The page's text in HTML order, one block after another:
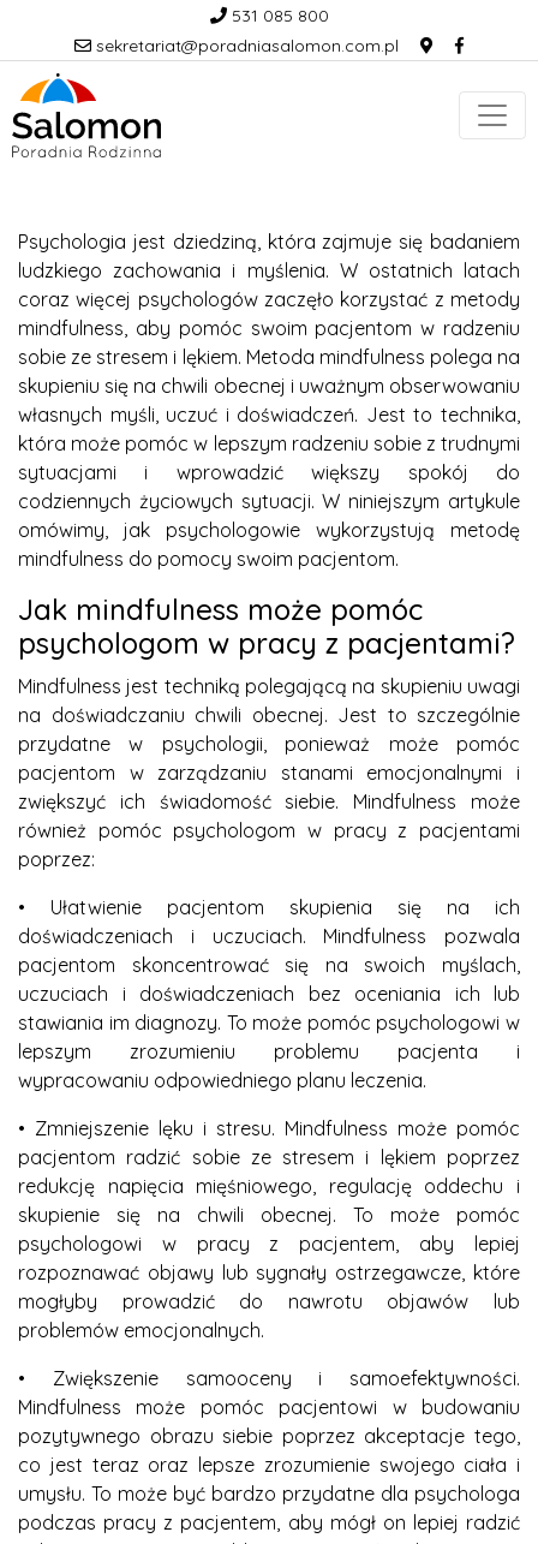
531 085 800
sekretariat@poradniasalomon.com.pl
Psychologia jest dziedziną, która zajmuje się badaniem
ludzkiego zachowania i myślenia. W ostatnich latach
coraz więcej psychologów zaczęło korzystać z metody
mindfulness, aby pomóc swoim pacjentom w radzeniu
sobie ze stresem i lękiem. Metoda mindfulness polega na
skupieniu się na chwili obecnej i uważnym obserwowaniu
własnych myśli, uczuć i doświadczeń. Jest to technika,
która może pomóc w lepszym radzeniu sobie z trudnymi
sytuacjami i wprowadzić większy spokój do
codziennych życiowych sytuacji. W niniejszym artykule
omówimy, jak psychologowie wykorzystują metodę
mindfulness do pomocy swoim pacjentom.
Jak mindfulness może pomóc
psychologom w pracy z pacjentami?
Mindfulness jest techniką polegającą na skupieniu uwagi
na doświadczaniu chwili obecnej. Jest to szczególnie
przydatne w psychologii, ponieważ może pomóc
pacjentom w zarządzaniu stanami emocjonalnymi i
zwiększyć ich świadomość siebie. Mindfulness może
również pomóc psychologom w pracy z pacjentami
poprzez:
• Ułatwienie pacjentom skupienia się na ich
doświadczeniach i uczuciach. Mindfulness pozwala
pacjentom skoncentrować się na swoich myślach,
uczuciach i doświadczeniach bez oceniania ich lub
stawiania im diagnozy. To może pomóc psychologowi w
lepszym zrozumieniu problemu pacjenta i
wypracowaniu odpowiedniego planu leczenia.
• Zmniejszenie lęku i stresu. Mindfulness może pomóc
pacjentom radzić sobie ze stresem i lękiem poprzez
redukcję napięcia mięśniowego, regulację oddechu i
skupienie się na chwili obecnej. To może pomóc
psychologowi w pracy z pacjentem, aby lepiej
rozpoznawać objawy lub sygnały ostrzegawcze, które
mogłyby prowadzić do nawrotu objawów lub
problemów emocjonalnych.
• Zwiększenie samooceny i samoefektywności.
Mindfulness może pomóc pacjentowi w budowaniu
pozytywnego obrazu siebie poprzez akceptacje tego,
co jest teraz oraz lepsze zrozumienie swojego ciała i
umysłu. To może być bardzo przydatne dla psychologa
podczas pracy z pacjentem, aby mógł on lepiej radzić